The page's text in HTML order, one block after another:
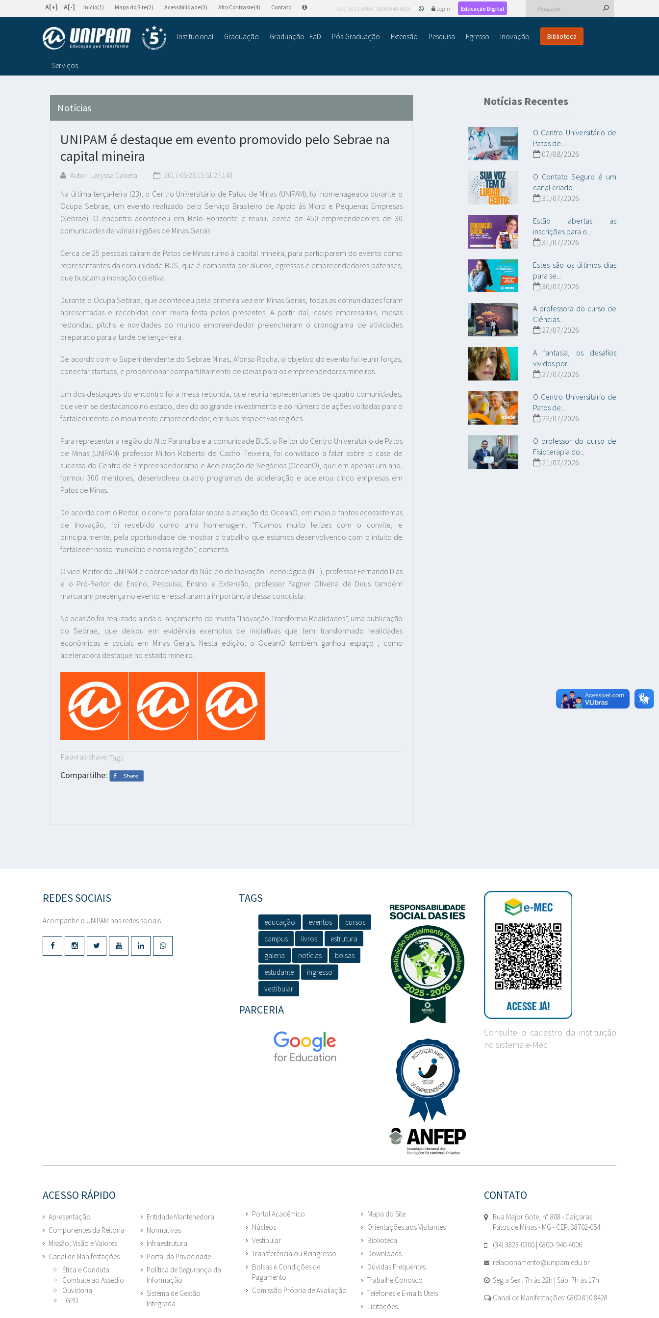
A[+] A[-] Início(1) Mapa do Site(2) Acessibilidade(3) Alto Contraste(4) Contato (34) 3823-0300 | 0800 940 4006 Login Educação Digital
Institucional Graduação Graduação - EaD Pós-Graduação Extensão Pesquisa Egresso Inovação Biblioteca
Serviços
Notícias
UNIPAM é destaque em evento promovido pelo Sebrae na
capital mineira
Autor: Laryssa Caixeta 2017-05-26 15:51:27.143
Na última terça-feira (23), o Centro Universitário de Patos de Minas (UNIPAM), foi homenageado durante o
Ocupa Sebrae, um evento realizado pelo Serviço Brasileiro de Apoio às Micro e Pequenas Empresas
(Sebrae). O encontro aconteceu em Belo Horizonte e reuniu cerca de 450 empreendedores de 30
comunidades de várias regiões de Minas Gerais.
Cerca de 25 pessoas saíram de Patos de Minas rumo à capital mineira, para participarem do evento como
representantes da comunidade BUS, que é composta por alunos, egressos e empreendedores patenses,
que buscam a inovação coletiva.
Durante o Ocupa Sebrae, que aconteceu pela primeira vez em Minas Gerais, todas as comunidades foram
apresentadas e recebidas com muita festa pelos presentes. A partir daí, cases empresariais, mesas
redondas, pitchs e novidades do mundo empreendedor preencheram o cronograma de atividades
preparado para a tarde de terça-feira.
De acordo com o Superintendente do Sebrae Minas, Afonso Rocha, o objetivo do evento foi reunir forças,
conectar startups, e proporcionar compartilhamento de ideias para os empreendedores mineiros.
Um dos destaques do encontro foi a mesa redonda, que reuniu representantes de quatro comunidades,
que vem se destacando no estado, devido ao grande investimento e ao número de ações voltadas para o
fortalecimento do movimento empreendedor, em suas respectivas regiões.
Para representar a região do Alto Paranaíba e a comunidade BUS, o Reitor do Centro Universitário de Patos
de Minas (UNIPAM) professor Milton Roberto de Castro Teixeira, foi convidado a falar sobre o case de
sucesso do Centro de Empreendedorismo e Aceleração de Negócios (OceanO), que em apenas um ano,
formou 300 mentores, desenvolveu quatro programas de aceleração e acelerou cinco empresas em
Patos de Minas.
De acordo com o Reitor, o convite para falar sobre a atuação do OceanO, em meio a tantos ecossistemas
de inovação, foi recebido como uma homenagem. “Ficamos muito felizes com o convite, e
principalmente, pela oportunidade de mostrar o trabalho que estamos desenvolvendo com o intuito de
fortalecer nosso município e nossa região”, comenta.
O vice-Reitor do UNIPAM e coordenador do Núcleo de Inovação Tecnológica (NIT), professor Fernando Dias
e o Pró-Reitor de Ensino, Pesquisa, Ensino e Extensão, professor Fagner Oliveira de Deus também
marcaram presença no evento e ressaltaram a importância dessa conquista.
Na ocasião foi realizado ainda o lançamento da revista “Inovação Transforma Realidades”, uma publicação
do Sebrae, que deixou em evidência exemplos de iniciativas que tem transformado realidades
econômicas e sociais em Minas Gerais. Nesta edição, o OceanO também ganhou espaço , como
aceleradora destaque no estado mineiro.
Palavras-chave: Tags:
Compartilhe:
Notícias Recentes
O Centro Universitário de
Patos de...
07/08/2026
O Contato Seguro é um
canal criado...
31/07/2026
Estão abertas as
inscrições para o...
31/07/2026
Estes são os últimos dias
para se...
30/07/2026
A professora do curso de
Ciências...
27/07/2026
A fantasia, os desafios
vividos por...
27/07/2026
O Centro Universitário de
Patos de...
22/07/2026
O professor do curso de
Fisioterapia do...
21/07/2026
REDES SOCIAIS
Acompanhe o UNIPAM nas redes sociais.
TAGS
educação eventos
cursos
campus
livros
estrutura
galeria
notícias
bolsas
estudante
ingresso
vestibular
PARCERIA
Consulte o cadastro da instituição
no sistema e-Mec
ACESSO RÁPIDO
Apresentação
Componentes da Reitoria
Missão, Visão e Valores
Canal de Manifestações
Ética e Conduta
Combate ao Assédio
Ouvidoria
LGPD
Entidade Mantenedora
Normativas
Infraestrutura
Portal da Privacidade
Política de Segurança da
Informação
Sistema de Gestão
Integrada
Portal Acadêmico
Núcleos
Vestibular
Transferência ou Reingresso
Bolsas e Condições de
Pagamento
Comissão Própria de Avaliação
Mapa do Site
Orientações aos Visitantes
Biblioteca
Downloads
Dúvidas Frequentes
Trabalhe Conosco
Telefones e E-mails Úteis
Licitações
CONTATO
Rua Major Gote, n° 808 - Caiçaras
Patos de Minas - MG - CEP: 38702-054.
(34) 3823-0300 | 0800- 940-4006
relacionamento@unipam.edu.br
Seg a Sex : 7h às 22h | Sáb: 7h às 17h
Canal de Manifestações: 0800 810 8428